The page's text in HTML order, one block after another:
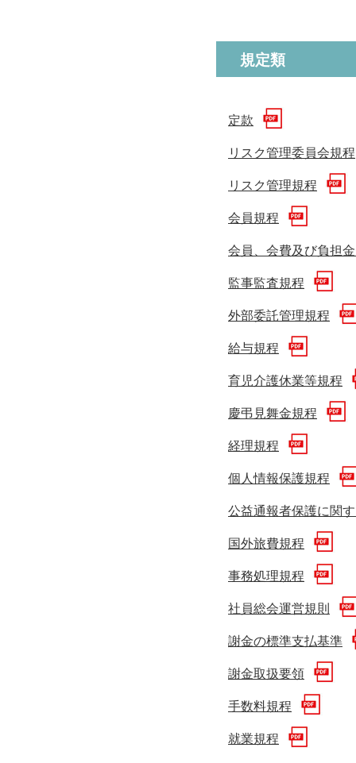
規定類
定款
リスク管理委員会規程
リスク管理規程
会員規程
会員、会費及び負担
監事監査規程
外部委託管理規程
給与規程
育児介護休業等規程
慶弔見舞金規程
経理規程
個人情報保護規程
公益通報者保護に関
国外旅費規程
事務処理規程
社員総会運営規則
謝金の標準支払基準
謝金取扱要領
手数料規程
就業規程